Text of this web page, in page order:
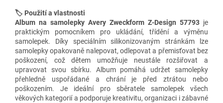
🏷️ Použití a vlastnosti
Album na samolepky Avery Zweckform Z-Design 57793 je
praktickým pomocníkem pro ukládání, třídění a výměnu
samolepek. Díky speciálním silikonizovaným stránkám lze
samolepky opakovaně nalepovat, odlepovat a přemisťovat bez
poškození, což dětem umožňuje neustále rozšiřovat a
upravovat svou sbírku. Album pomáhá udržet samolepky
přehledně uspořádané a chrání je před ztrátou nebo
poškozením. Je ideální pro sběratele samolepek všech
věkových kategorií a podporuje kreativitu, organizaci i zábavné